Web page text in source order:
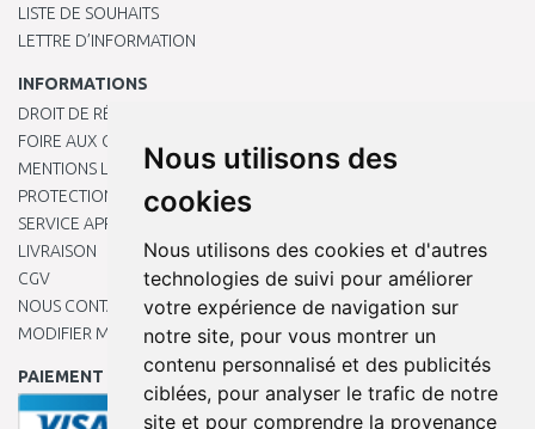
Nous utilisons des
cookies
Nous utilisons des cookies et d'autres
technologies de suivi pour améliorer
votre expérience de navigation sur
notre site, pour vous montrer un
contenu personnalisé et des publicités
ciblées, pour analyser le trafic de notre
site et pour comprendre la provenance
LISTE DE SOUHAITS
LETTRE D’INFORMATION
INFORMATIONS
DROIT DE RÉTRACTATION
FOIRE AUX QUESTIONS
MENTIONS LÉGALES
PROTECTION DES DONNÉES PERSONNELLES
SERVICE APRÈS-VENTE
LIVRAISON
CGV
NOUS CONTACTER
MODIFIER MES PRÉFÉRENCES DE COOKIES
PAIEMENT EN LIGNE